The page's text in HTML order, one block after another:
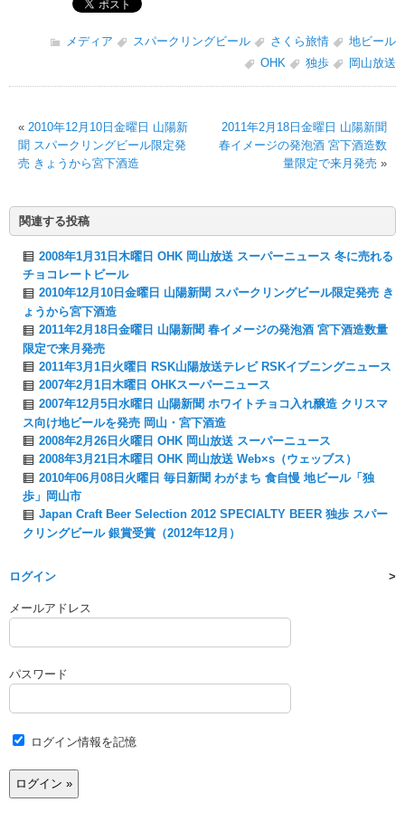
メディア スパークリングビール さくら旅情
地ビール
OHK
独歩 岡山放送
« 2010年12月10日金曜日 山陽新
聞 スパークリングビール限定発
売 きょうから宮下酒造
2011年2月18日金曜日 山陽新聞
春イメージの発泡酒 宮下酒造数
量限定で来月発売 »
関連する投稿
2008年1月31日木曜日 OHK 岡山放送 スーパーニュース 冬に売れる
チョコレートビール
2010年12月10日金曜日 山陽新聞 スパークリングビール限定発売 き
ょうから宮下酒造
2011年2月18日金曜日 山陽新聞 春イメージの発泡酒 宮下酒造数量
限定で来月発売
2011年3月1日火曜日 RSK山陽放送テレビ RSKイブニングニュース
2007年2月1日木曜日 OHKスーパーニュース
2007年12月5日水曜日 山陽新聞 ホワイトチョコ入れ醸造 クリスマ
ス向け地ビールを発売 岡山・宮下酒造
2008年2月26日火曜日 OHK 岡山放送 スーパーニュース
2008年3月21日木曜日 OHK 岡山放送 Web×s（ウェッブス）
2010年06月08日火曜日 毎日新聞 わがまち 食自慢 地ビール「独
歩」岡山市
Japan Craft Beer Selection 2012 SPECIALTY BEER 独歩 スパー
クリングビール 銀賞受賞（2012年12月）
ログイン
メールアドレス
パスワード
ログイン情報を記憶